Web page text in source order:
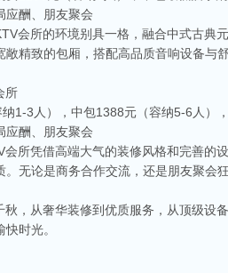
便宜好玩的商务ktv会所排名
到的服务著称。这里不仅拥有现代的音响设
这里还提供多种酒水和小吃，确保你和朋友
较好的ktv娱乐会所推荐
好的KTV娱乐会所，给你带来无与伦比的唱歌
应酬、朋友聚会
会所的环境别具一格，融合中式古典
敞精致的包厢，搭配高品质音响设备与
所
1-3人），中包1388元（容纳5-6人
应酬、朋友聚会
所凭借高端大气的装修风格和完善的
。无论是商务合作交流，还是朋友聚会
秋，从奢华装修到优质服务，从顶级
时光。